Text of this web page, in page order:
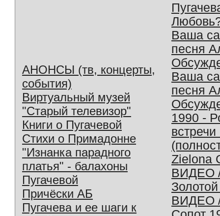
АНОНСЫ (тв, концерты,
события)
Виртуальный музей
"Старый телевизор"
Книги о Пугачевой
Стихи о Примадонне
"Изнанка парадного
платья" - балахоны
Пугачевой
Причёски АБ
Пугачева и ее шаги к
Ваша
песня
Ваша
песня
1990 -
Zielona
ВИДЕО
ВИДЕО